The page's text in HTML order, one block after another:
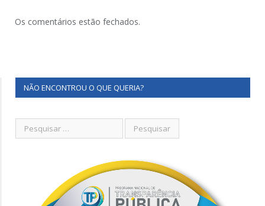
Os comentários estão fechados.
NÃO ENCONTROU O QUE QUERIA?